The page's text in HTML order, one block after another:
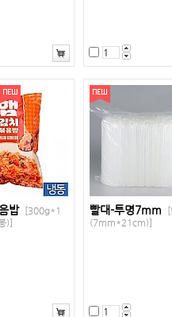
밥 [300g*1
)]
빨대-투명7mm
(7mm*21cm)]